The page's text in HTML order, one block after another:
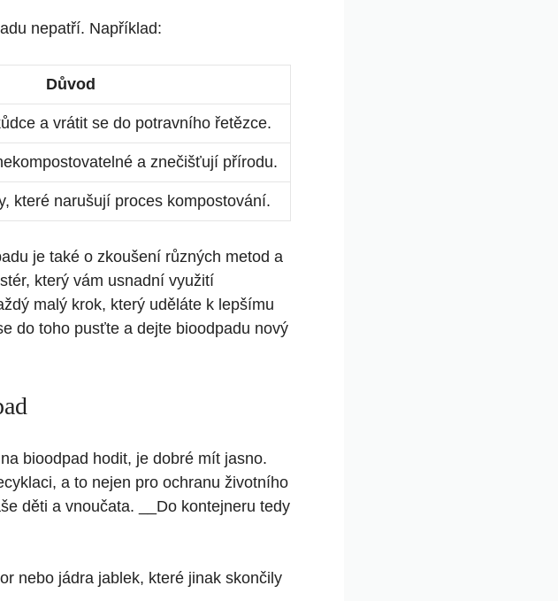
nepatří. Například:
Důvod
a vrátit se do potravního řetězce.
a znečišťují přírodu.
které narušují proces kompostování.
je také o zkoušení různých metod a
který vám usnadní využití
malý krok, který uděláte k lepšímu
do toho pusťte a dejte bioodpadu nový
bioodpad hodit, je dobré mít jasno.
a to nejen pro ochranu životního
děti a vnoučata. __Do kontejneru tedy
nebo jádra jablek, které jinak skončily